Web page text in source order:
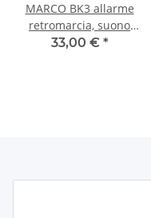
MARCO BK3 allarme
retromarcia, suono
continuo, 105 dB
33,00 € *